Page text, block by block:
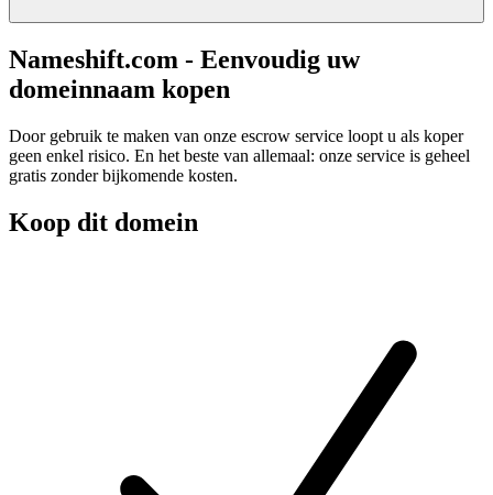
Nameshift.com - Eenvoudig uw
domeinnaam kopen
Door gebruik te maken van onze escrow service loopt u als koper
geen enkel risico. En het beste van allemaal: onze service is geheel
gratis zonder bijkomende kosten.
Koop dit domein